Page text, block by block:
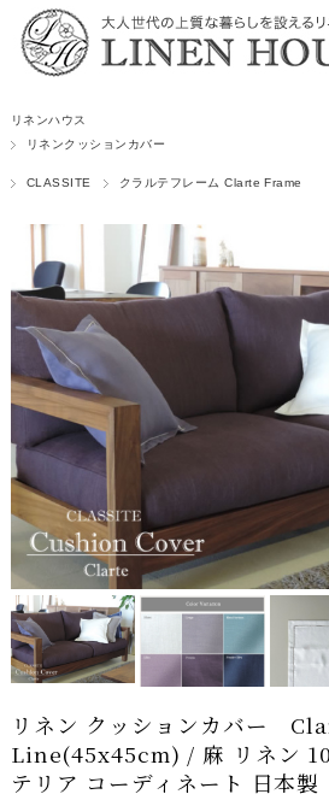
リネンハウス
リネンクッションカバー
CLASSITE クラルテフレーム Clarte Frame
リネン クッションカバー
Line(45x45cm) / 麻 リネン
テリア コーディネート 日本製